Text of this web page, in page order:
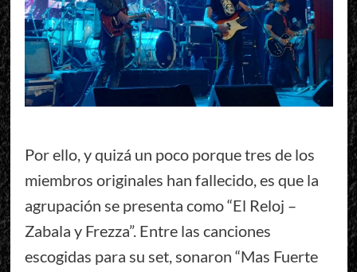
Por ello, y quizá un poco porque tres de los
miembros originales han fallecido, es que la
agrupación se presenta como “El Reloj –
Zabala y Frezza”. Entre las canciones
escogidas para su set, sonaron “Mas Fuerte